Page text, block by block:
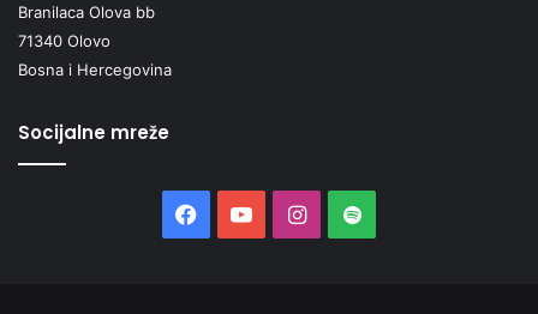
Branilaca Olova bb
71340 Olovo
Bosna i Hercegovina
Socijalne mreže
Facebook
YouTubeInstagram
Spotify